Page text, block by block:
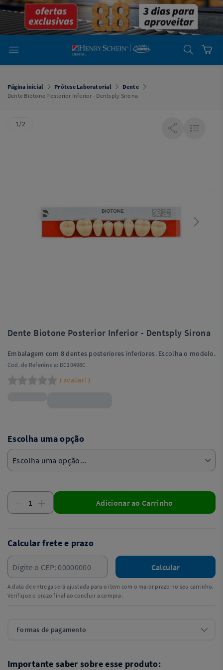
emDental
Cremer -
Henry Schein
Laboratório
Laboratório
Cremer -
Henry Schein
Odontológico
Página inicial Prótese Laboratorial
Dente
Dente Biotone Posterior Inferior - Dentsply Sirona
1/2
Dente Biotone Posterior Inferior - Dentsply Sirona
Embalagem com 8 dentes posteriores inferiores. Escolha o modelo.
Cod. de Referência: DC10498C
( avaliar! )
Escolha uma opção
Adicionar ao Carrinho
Calcular frete e prazo
Calcular
A data de entrega será ajustada para o item com o maior prazo no seu carrinho.
Verifique o prazo final ao concluir a compra.
Formas de pagamento
Importante saber sobre esse produto: